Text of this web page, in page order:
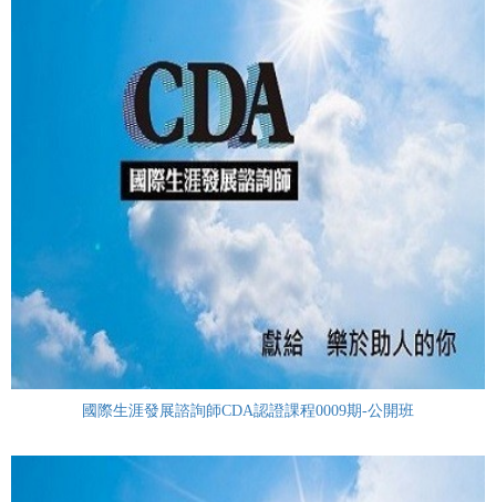
國際生涯發展諮詢師CDA認證課程0009期-公開班